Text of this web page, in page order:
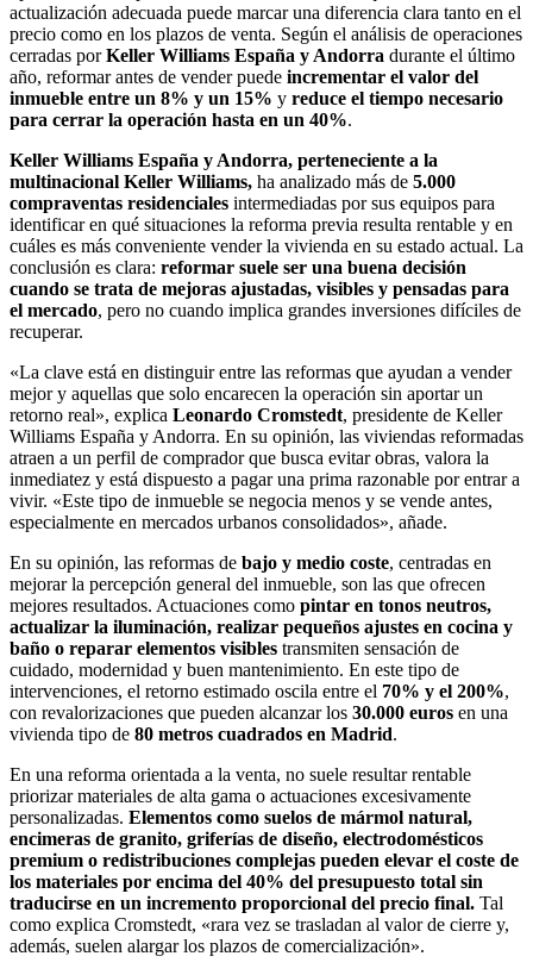
actualización adecuada puede marcar una diferencia clara tanto en el
precio como en los plazos de venta. Según el análisis de operaciones
cerradas porKeller Williams España y Andorra durante el último
año, reformar antes de vender puede incrementar el valor del
inmueble entre un 8% y un 15% y reduce el tiempo necesario
para cerrar la operación hasta en un 40%.
Keller Williams España y Andorra, perteneciente a la
multinacional Keller Williams, ha analizado más de 5.000
compraventas residenciales intermediadas por sus equipos para
identificar en qué situaciones la reforma previa resulta rentable y en
cuáles es más conveniente vender la vivienda en su estado actual. La
conclusión es clara: reformar suele ser una buena decisión
cuando se trata de mejoras ajustadas, visibles y pensadas para
el mercado, pero no cuando implica grandes inversiones difíciles de
recuperar.
«La clave está en distinguir entre las reformas que ayudan a vender
mejor y aquellas que solo encarecen la operación sin aportar un
retorno real», explica Leonardo Cromstedt, presidente de Keller
Williams España y Andorra. En su opinión, las viviendas reformadas
atraen a un perfil de comprador que busca evitar obras, valora la
inmediatez y está dispuesto a pagar una prima razonable por entrar a
vivir. «Este tipo de inmueble se negocia menos y se vende antes,
especialmente en mercados urbanos consolidados», añade.
En su opinión, las reformas de bajo y medio coste, centradas en
mejorar la percepción general del inmueble, son las que ofrecen
mejores resultados. Actuaciones como pintar en tonos neutros,
actualizar la iluminación, realizar pequeños ajustes en cocina y
baño o reparar elementos visibles transmiten sensación de
cuidado, modernidad y buen mantenimiento. En este tipo de
intervenciones, el retorno estimado oscila entre el 70% y el 200%,
con revalorizaciones que pueden alcanzar los 30.000 euros en una
vivienda tipo de 80 metros cuadrados en Madrid.
En una reforma orientada a la venta, no suele resultar rentable
priorizar materiales de alta gama o actuaciones excesivamente
personalizadas. Elementos como suelos de mármol natural,
encimeras de granito, griferías de diseño, electrodomésticos
premium o redistribuciones complejas pueden elevar el coste de
los materiales por encima del 40% del presupuesto total sin
traducirse en un incremento proporcional del precio final. Tal
como explica Cromstedt, «rara vez se trasladan al valor de cierre y,
además, suelen alargar los plazos de comercialización».